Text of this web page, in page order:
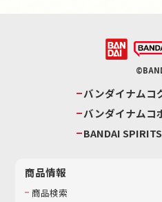
バンダイナムコ
バンダイナムコ
BANDAI SPIRITS
商品情報
商品検索